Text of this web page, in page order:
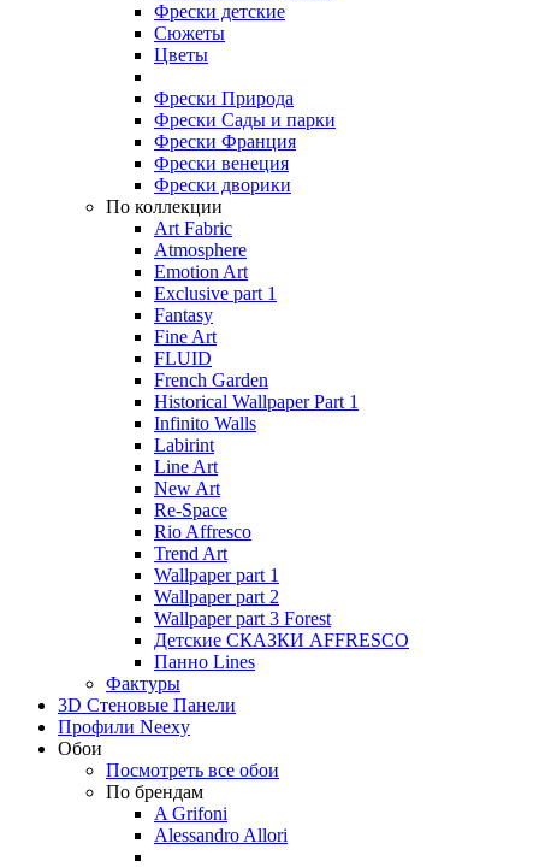
Фрески детские
Сюжеты
Цветы
Фрески Природа
Фрески Сады и парки
Фрески Франция
Фрески венеция
Фрески дворики
По коллекции
Art Fabric
Atmosphere
Emotion Art
Exclusive part 1
Fantasy
Fine Art
FLUID
French Garden
Historical Wallpaper Part 1
Infinito Walls
Labirint
Line Art
New Art
Re-Space
Rio Affresco
Trend Art
Wallpaper part 1
Wallpaper part 2
Wallpaper part 3 Forest
Детские СКАЗКИ AFFRESCO
Панно Lines
Фактуры
3D Стеновые Панели
Профили Neexy
Обои
Посмотреть все обои
По брендам
A Grifoni
Alessandro Allori